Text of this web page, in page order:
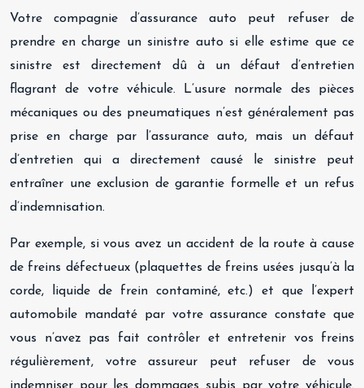
Votre compagnie d’assurance auto peut refuser de
prendre en charge un sinistre auto si elle estime que ce
sinistre est directement dû à un défaut d’entretien
flagrant de votre véhicule. L’usure normale des pièces
mécaniques ou des pneumatiques n’est généralement pas
prise en charge par l’assurance auto, mais un défaut
d’entretien qui a directement causé le sinistre peut
entraîner une exclusion de garantie formelle et un refus
d’indemnisation.
Par exemple, si vous avez un accident de la route à cause
de freins défectueux (plaquettes de freins usées jusqu’à la
corde, liquide de frein contaminé, etc.) et que l’expert
automobile mandaté par votre assurance constate que
vous n’avez pas fait contrôler et entretenir vos freins
régulièrement, votre assureur peut refuser de vous